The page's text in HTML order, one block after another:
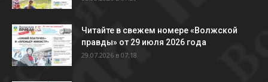
Читайте в свежем номере «Волжской
правды» от 29 июля 2026 года
29.07.2026 в 07:18